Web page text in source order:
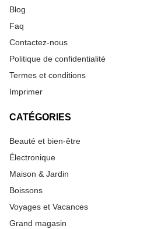
Blog
Faq
Contactez-nous
Politique de confidentialité
Termes et conditions
Imprimer
CATÉGORIES
Beauté et bien-être
Électronique
Maison & Jardin
Boissons
Voyages et Vacances
Grand magasin